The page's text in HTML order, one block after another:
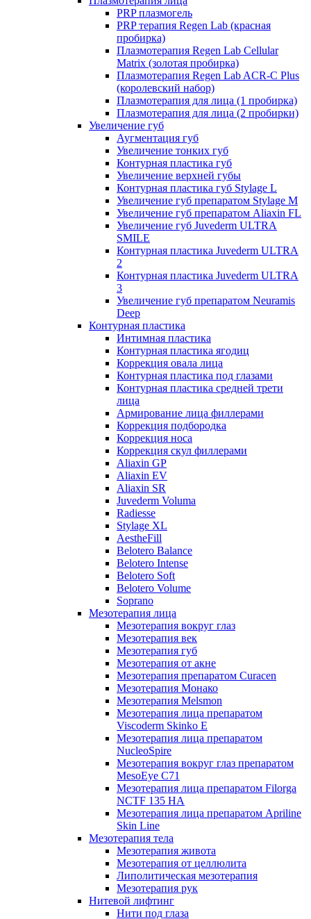
PRP плазмогель
PRP терапия Regen Lab (красная
пробирка)
Плазмотерапия Regen Lab Cellular
Matrix (золотая пробирка)
Плазмотерапия Regen Lab ACR-C Plus
(королевский набор)
Плазмотерапия для лица (1 пробирка)
Плазмотерапия для лица (2 пробирки)
Увеличение губ
Аугментация губ
Увеличение тонких губ
Контурная пластика губ
Увеличение верхней губы
Контурная пластика губ Stylage L
Увеличение губ препаратом Stylage M
Увеличение губ препаратом Aliaxin FL
Увеличение губ Juvederm ULTRA
SMILE
Контурная пластика Juvederm ULTRA
2
Контурная пластика Juvederm ULTRA
3
Увеличение губ препаратом Neuramis
Deep
Контурная пластика
Интимная пластика
Контурная пластика ягодиц
Коррекция овала лица
Контурная пластика под глазами
Контурная пластика средней трети
лица
Армирование лица филлерами
Коррекция подбородка
Коррекция носа
Коррекция скул филлерами
Aliaxin GP
Aliaxin EV
Aliaxin SR
Juvederm Voluma
Radiesse
Stylage XL
AestheFill
Belotero Balance
Belotero Intense
Belotero Soft
Belotero Volume
Soprano
Мезотерапия лица
Мезотерапия вокруг глаз
Мезотерапия век
Мезотерапия губ
Мезотерапия от акне
Мезотерапия препаратом Curacen
Мезотерапия Монако
Мезотерапия Melsmon
Мезотерапия лица препаратом
Viscoderm Skinko E
Мезотерапия лица препаратом
NucleoSpire
Мезотерапия вокруг глаз препаратом
MesoEye С71
Мезотерапия лица препаратом Filorga
NCTF 135 HA
Мезотерапия лица препаратом Apriline
Skin Line
Мезотерапия тела
Мезотерапия живота
Мезотерапия от целлюлита
Липолитическая мезотерапия
Мезотерапия рук
Нитевой лифтинг
Нити под глаза